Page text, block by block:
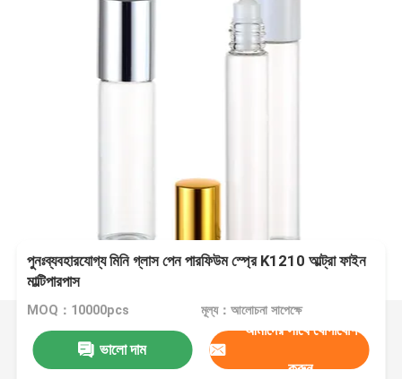
পুনঃব্যবহারযোগ্য মিনি গ্লাস পেন পারফিউম স্প্রে K1210 আল্ট্রা ফাইন
মাল্টিপারপাস
MOQ：10000pcs মূল্য：আলোচনা সাপেক্ষে
ভালো দাম
আমাদের সাথে যোগাযোগ
করুন